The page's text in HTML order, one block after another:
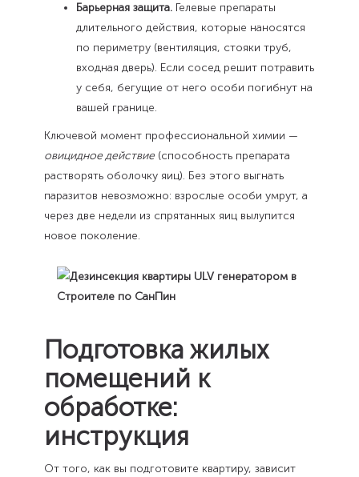
Барьерная защита.Гелевые препараты
длительного действия, которые наносятся
по периметру (вентиляция, стояки труб,
входная дверь). Если сосед решит потравить
у себя, бегущие от него особи погибнут на
вашей границе.
Ключевой момент профессиональной химии —
овицидное действие(способность препарата
растворять оболочку яиц). Без этого выгнать
паразитов невозможно: взрослые особи умрут, а
через две недели из спрятанных яиц вылупится
новое поколение.
Подготовка жилых
помещений к
обработке:
инструкция
От того, как вы подготовите квартиру, зависит